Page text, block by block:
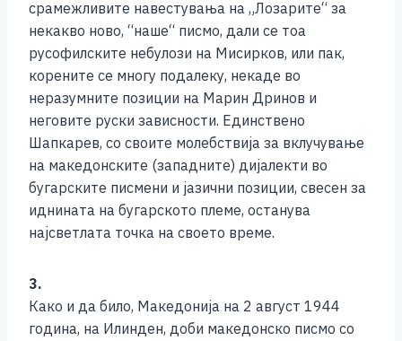
срамежливите навестувања на „Лозарите“ за
некакво ново, “наше“ писмо, дали се тоа
русофилските небулози на Мисирков, или пак,
корените се многу подалеку, некаде во
неразумните позиции на Марин Дринов и
неговите руски зависности. Единствено
Шапкарев, со своите молебствија за вклучување
на македонските (западните) дијалекти во
бугарските писмени и јазични позиции, свесен за
иднината на бугарското племе, останува
најсветлата точка на своето време.
3.
Како и да било, Македонија на 2 август 1944
година, на Илинден, доби македонско писмо со